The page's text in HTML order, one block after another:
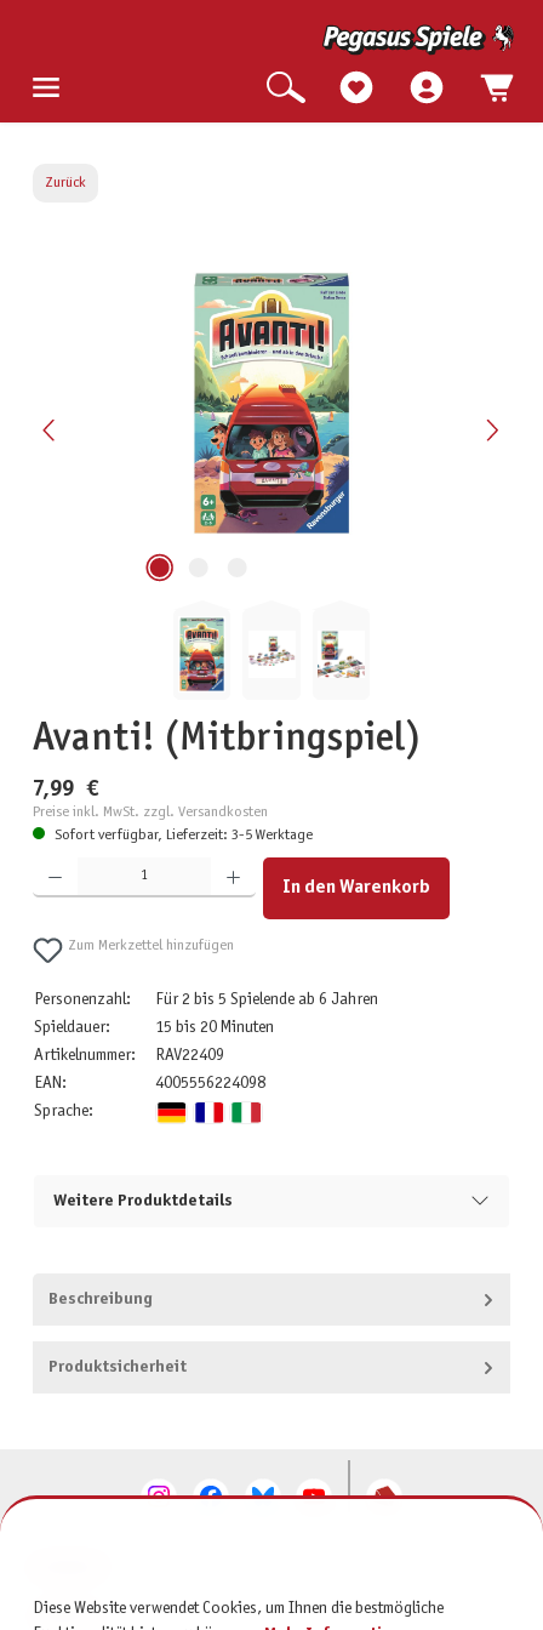
Zurück
Bildergalerie überspringen
Avanti! (Mitbringspiel)
7,99 €
Preise inkl. MwSt. zzgl. Versandkosten
Sofort verfügbar, Lieferzeit: 3-5 Werktage
Produkt Anzahl: Gib den gewünschten Wert ein oder benutze die Schaltflächen um die Anzahl zu
In den Warenkorb
Zum Merkzettel hinzufügen
Personenzahl:
Für 2 bis 5 Spielende ab 6 Jahren
Spieldauer:
15 bis 20 Minuten
Artikelnummer:
RAV22409
EAN:
4005556224098
Sprache:
Weitere Produktdetails
Beschreibung
Produktsicherheit
SERVICE
Diese Website verwendet Cookies, um Ihnen die bestmögliche